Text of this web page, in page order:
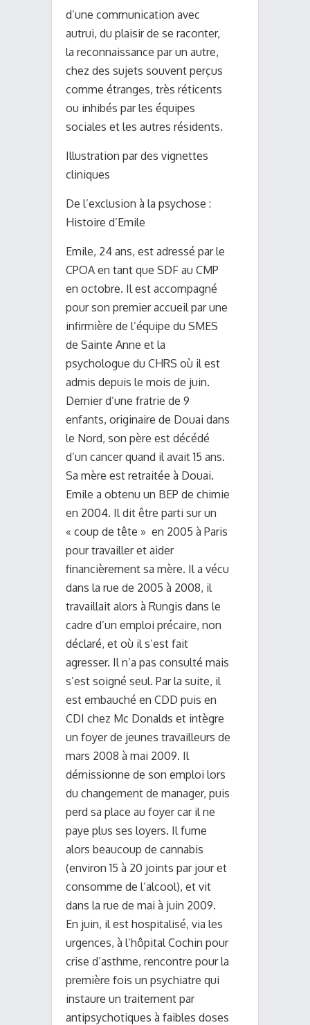
d’une communication avec
autrui, du plaisir de se raconter,
la reconnaissance par un autre,
chez des sujets souvent perçus
comme étranges, très réticents
ou inhibés par les équipes
sociales et les autres résidents.
Illustration par des vignettes
cliniques
De l’exclusion à la psychose :
Histoire d’Emile
Emile, 24 ans, est adressé par le
CPOA en tant que SDF au CMP
en octobre. Il est accompagné
pour son premier accueil par une
infirmière de l’équipe du SMES
de Sainte Anne et la
psychologue du CHRS où il est
admis depuis le mois de juin.
Dernier d’une fratrie de 9
enfants, originaire de Douai dans
le Nord, son père est décédé
d’un cancer quand il avait 15 ans.
Sa mère est retraitée à Douai.
Emile a obtenu un BEP de chimie
en 2004. Il dit être parti sur un
« coup de tête » en 2005 à Paris
pour travailler et aider
financièrement sa mère. Il a vécu
dans la rue de 2005 à 2008, il
travaillait alors à Rungis dans le
cadre d’un emploi précaire, non
déclaré, et où il s’est fait
agresser. Il n’a pas consulté mais
s’est soigné seul. Par la suite, il
est embauché en CDD puis en
CDI chez Mc Donalds et intègre
un foyer de jeunes travailleurs de
mars 2008 à mai 2009. Il
démissionne de son emploi lors
du changement de manager, puis
perd sa place au foyer car il ne
paye plus ses loyers. Il fume
alors beaucoup de cannabis
(environ 15 à 20 joints par jour et
consomme de l’alcool), et vit
dans la rue de mai à juin 2009.
En juin, il est hospitalisé, via les
urgences, à l’hôpital Cochin pour
crise d’asthme, rencontre pour la
première fois un psychiatre qui
instaure un traitement par
antipsychotiques à faibles doses